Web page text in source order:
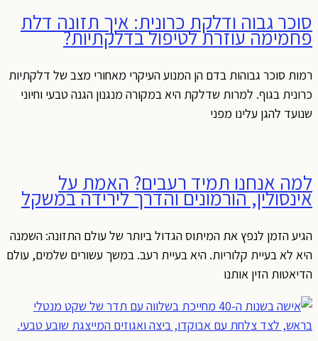
סוכר גבוה ודלקת כרונית: איך תזונה דלת
פחמימה עוזרת לטיפול בדלקתיות?
רמות סוכר גבוהות בדם הן המנוע העיקרי מאחורי מצב של דלקתיות
כרונית בגוף. למרות שדלקת היא במקורה מנגנון הגנה טבעי וחיוני
שנועד להגן עלינו מפני
למה אנחנו תמיד רעבים? האמת על
אינסולין, הורמונים והדרך לירידה במשקל
הגיע הזמן לנפץ את המיתוס הגדול ביותר של עולם התזונה: השמנה
היא לא בעיית קלוריות. היא בעיית רעב. במשך עשורים שלמים, עולם
הדיאטות הזין אותנו